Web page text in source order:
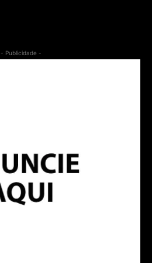
- Publicidade -